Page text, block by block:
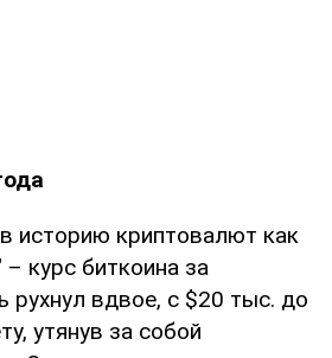
историю криптовалют как
курс биткоина за
рухнул вдвое, с $20 тыс. до
утянув за собой